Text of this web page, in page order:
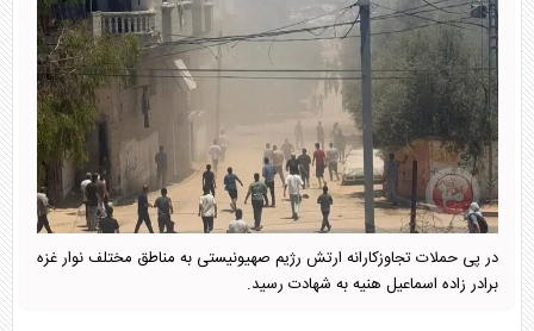
در پی حملات تجاوزکارانه ارتش رژیم صهیونیستی به مناطق مختلف نوار غزه
برادر زاده اسماعیل هنیه به شهادت رسید.